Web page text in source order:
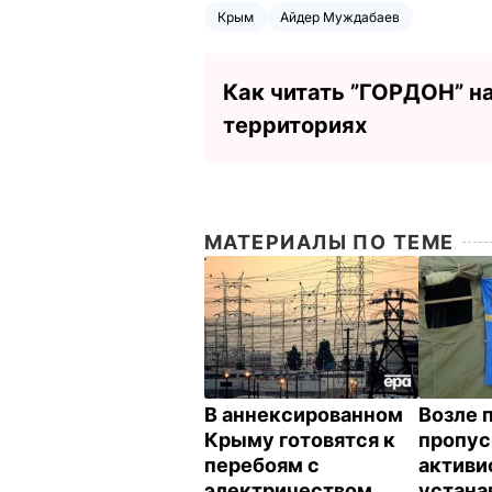
Крым Айдер Муждабаев
Как читать ”ГОРДОН”
территориях
МАТЕРИАЛЫ ПО ТЕМЕ
В аннексированном
Крыму готовятся к
перебоям с
Возле